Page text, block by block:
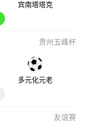
宾南塔塔克
贵州五峰杯
多元化元老
友谊赛